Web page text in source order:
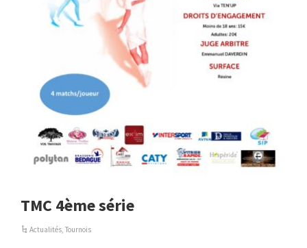
TMC 4ème série
Actualités ,Tournois